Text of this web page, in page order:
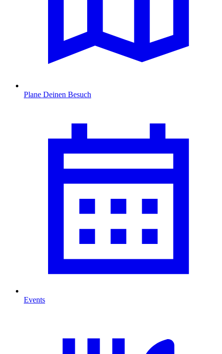
Plane Deinen Besuch
Events